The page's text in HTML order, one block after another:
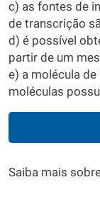
c) as fontes de
de transcrição
d) é possível
partir de um
e) a molécula
moléculas
Saiba mais